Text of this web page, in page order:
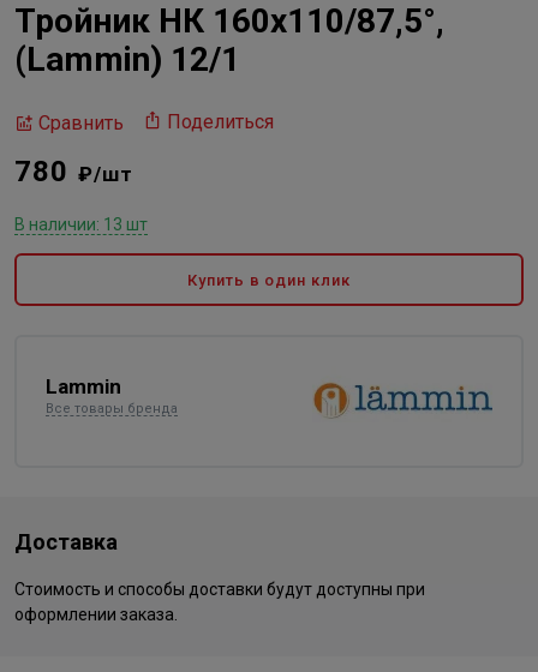
Тройник НК 160х110/87,5°,
(Lammin) 12/1
Сравнить Поделиться
780 ₽/шт
В наличии: 13 шт
Купить в один клик
Lammin
Все товары бренда
Доставка
Стоимость и способы доставки будут доступны при
оформлении заказа.